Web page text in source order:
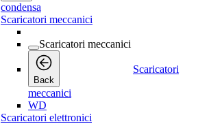
condensa
Scaricatori meccanici
Scaricatori meccanici
Back
Scaricatori
meccanici
WD
Scaricatori elettronici